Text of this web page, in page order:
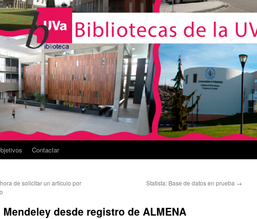
Contactar
de solicitar un artículo por
Statista: Base de datos en prueba →
desde registro de ALMENA